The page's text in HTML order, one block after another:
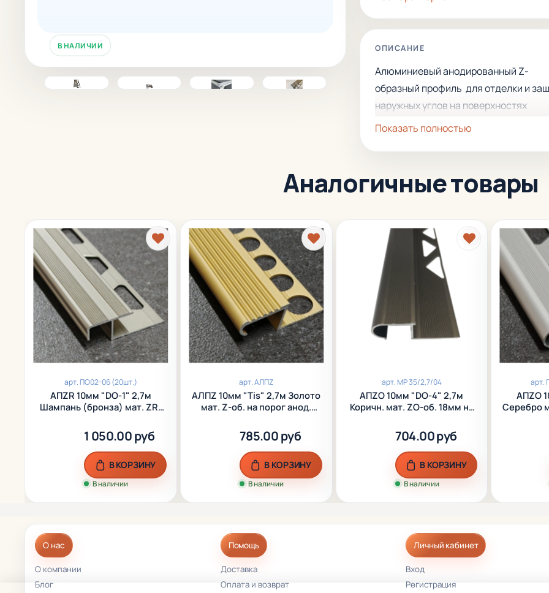
В НАЛИЧИИ ОПИСАНИЕ
Алюминиевый анодированный Z-
образный профиль для отделки и
наружных углов на поверхностях
облицовочной керамической плитки, а
Показать полностью
Аналогичные товары
арт.ПО02-06 (20шт.)
АПZR 10мм "DO-1" 2,7м
Шампань (бронза) мат. ZR-
алюм.
1 050.00 руб
В наличии
В КОРЗИНУ
арт.AЛПZ
AЛПZ 10мм "Tis" 2,7м Золото
мат. Z-об. на порог анод.
785.00 руб
В наличии
В КОРЗИНУ
арт.МР 35/2,7/04
АПZО 10мм "DO-4" 2,7м
Коричн. мат. ZО-об. 18мм на
704.00 руб
В наличии
В КОРЗИНУ
арт.
АПZО
Серебро
О нас
О компании
Блог
Помощь
Доставка
Оплата и возврат
Личный кабинет
Вход
Регистрация